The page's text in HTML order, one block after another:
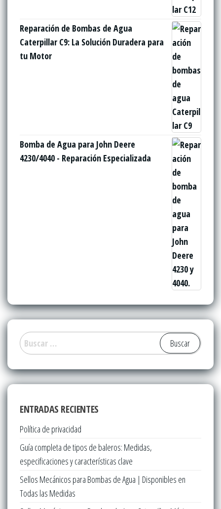
Reparación de Bombas de Agua
Caterpillar C9: La Solución Duradera para
tu Motor
Bomba de Agua para John Deere
4230/4040 - Reparación Especializada
Buscar:
ENTRADAS RECIENTES
Política de privacidad
Guía completa de tipos de baleros: Medidas,
especificaciones y características clave
Sellos Mecánicos para Bombas de Agua | Disponibles en
Todas las Medidas